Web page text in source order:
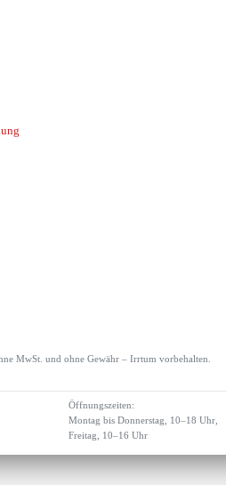
MwSt. und ohne Gewähr – Irrtum vorbehalten.
Öffnungszeiten:
Montag bis Donnerstag, 10–18 Uhr,
Freitag, 10–16 Uhr